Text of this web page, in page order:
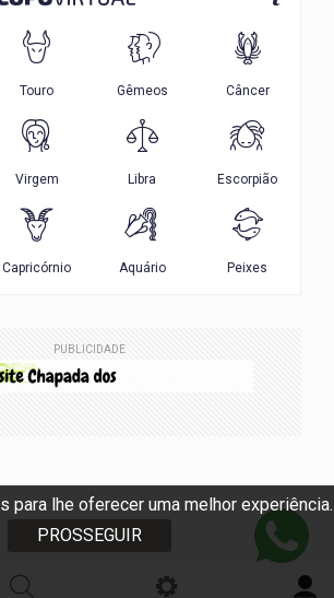
para lhe oferecer uma melhor experiência.
PROSSEGUIR
PUBLICIDADE